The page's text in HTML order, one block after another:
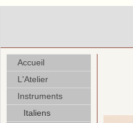
Accueil
L'Atelier
Instruments
Italiens